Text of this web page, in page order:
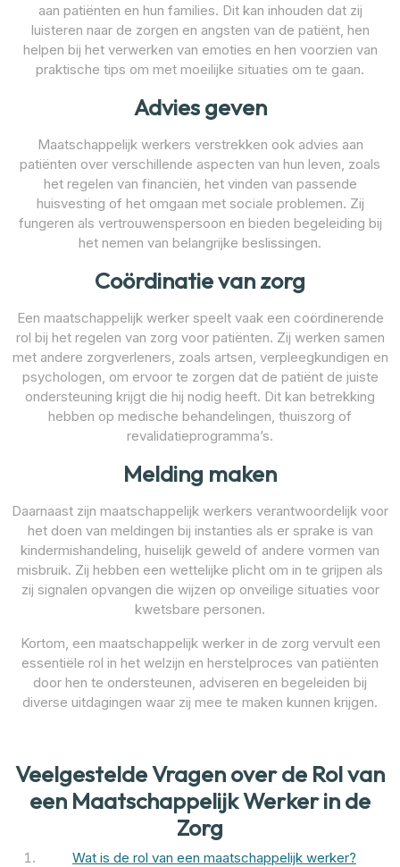
aan patiënten en hun families. Dit kan inhouden dat zij
luisteren naar de zorgen en angsten van de patiënt, hen
helpen bij het verwerken van emoties en hen voorzien van
praktische tips om met moeilijke situaties om te gaan.
Advies geven
Maatschappelijk werkers verstrekken ook advies aan
patiënten over verschillende aspecten van hun leven, zoals
het regelen van financiën, het vinden van passende
huisvesting of het omgaan met sociale problemen. Zij
fungeren als vertrouwenspersoon en bieden begeleiding bij
het nemen van belangrijke beslissingen.
Coördinatie van zorg
Een maatschappelijk werker speelt vaak een coördinerende
rol bij het regelen van zorg voor patiënten. Zij werken samen
met andere zorgverleners, zoals artsen, verpleegkundigen en
psychologen, om ervoor te zorgen dat de patiënt de juiste
ondersteuning krijgt die hij nodig heeft. Dit kan betrekking
hebben op medische behandelingen, thuiszorg of
revalidatieprogramma’s.
Melding maken
Daarnaast zijn maatschappelijk werkers verantwoordelijk voor
het doen van meldingen bij instanties als er sprake is van
kindermishandeling, huiselijk geweld of andere vormen van
misbruik. Zij hebben een wettelijke plicht om in te grijpen als
zij signalen opvangen die wijzen op onveilige situaties voor
kwetsbare personen.
Kortom, een maatschappelijk werker in de zorg vervult een
essentiële rol in het welzijn en herstelproces van patiënten
door hen te ondersteunen, adviseren en begeleiden bij
diverse uitdagingen waar zij mee te maken kunnen krijgen.
Veelgestelde Vragen over de Rol van
een Maatschappelijk Werker in de
Zorg
Wat is de rol van een maatschappelijk werker?